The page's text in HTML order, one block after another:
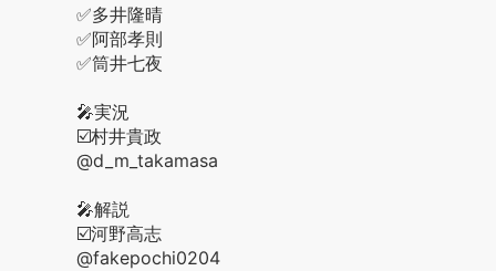
✅多井隆晴
✅阿部孝則
✅筒井七夜
🎤実況
☑️村井貴政
@d_m_takamasa
🎤解説
☑️河野高志
@fakepochi0204